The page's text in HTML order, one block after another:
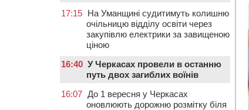
17:15 На Уманщині судитимуть колишню
очільницю відділу освіти через
закупівлю електрики за завищеною
ціною
16:40 У Черкасах провели в останню
путь двох загиблих воїнів
16:07 До 1 вересня у Черкасах
оновлюють дорожню розмітку біля